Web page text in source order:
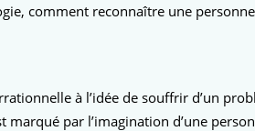
comment reconnaître une
à l’idée de souffrir d’un
par l’imagination d’une